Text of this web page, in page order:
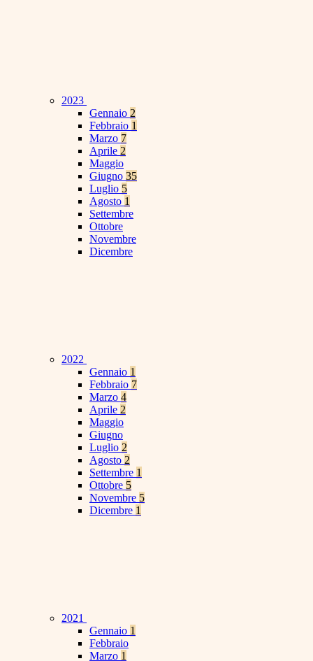
2023
Gennaio 2
Febbraio 1
Marzo 7
Aprile 2
Maggio
Giugno 35
Luglio 5
Agosto 1
Settembre
Ottobre
Novembre
Dicembre
2022
Gennaio 1
Febbraio 7
Marzo 4
Aprile 2
Maggio
Giugno
Luglio 2
Agosto 2
Settembre 1
Ottobre 5
Novembre 5
Dicembre 1
2021
Gennaio 1
Febbraio
Marzo 1